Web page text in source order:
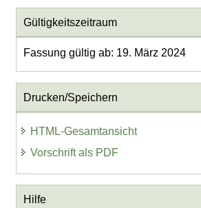
Gültigkeitszeitraum
Fassung gültig ab: 19. März 2024
Drucken/Speichern
HTML-Gesamtansicht
Vorschrift als PDF
Hilfe